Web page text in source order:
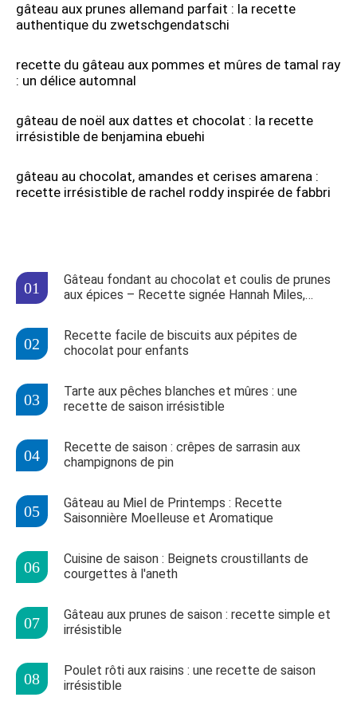
gâteau aux prunes allemand parfait : la recette
authentique du zwetschgendatschi
recette du gâteau aux pommes et mûres de tamal ray
: un délice automnal
gâteau de noël aux dattes et chocolat : la recette
irrésistible de benjamina ebuehi
gâteau au chocolat, amandes et cerises amarena :
recette irrésistible de rachel roddy inspirée de fabbri
Gâteau fondant au chocolat et coulis de prunes
aux épices – Recette signée Hannah Miles,
Recette facile de biscuits aux pépites de
chocolat pour enfants
Tarte aux pêches blanches et mûres : une
recette de saison irrésistible
Recette de saison : crêpes de sarrasin aux
champignons de pin
Gâteau au Miel de Printemps : Recette
Saisonnière Moelleuse et Aromatique
Cuisine de saison : Beignets croustillants de
courgettes à l'aneth
Gâteau aux prunes de saison : recette simple et
irrésistible
Poulet rôti aux raisins : une recette de saison
irrésistible